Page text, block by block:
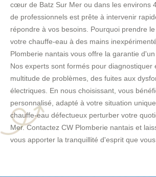
cœur de Batz Sur Mer ou dans les environs
de professionnels est prête à intervenir
répondre à vos besoins. Pourquoi prendre
votre chauffe-eau à des mains
Plomberie nantais vous offre la garantie
Nos experts sont formés pour diagnostiquer
multitude de problèmes, des fuites aux
électriques. En nous choisissant, vous
personnalisé, adapté à votre situation
chauffe-eau défectueux perturber votre
Mer. Contactez CW Plomberie nantais et
vous apporter la tranquillité d'esprit que